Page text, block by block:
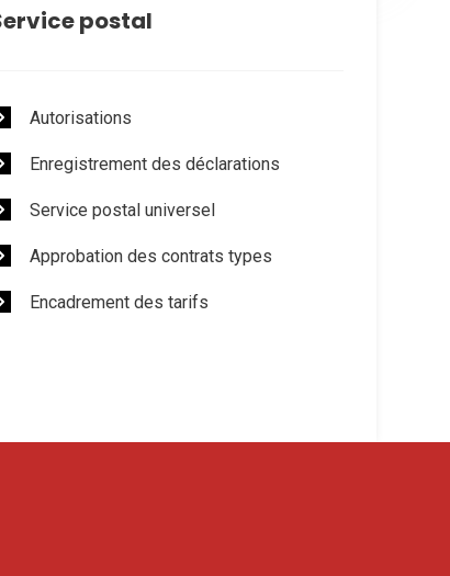
postal
Autorisations
Enregistrement des déclarations
Service postal universel
Approbation des contrats types
Encadrement des tarifs